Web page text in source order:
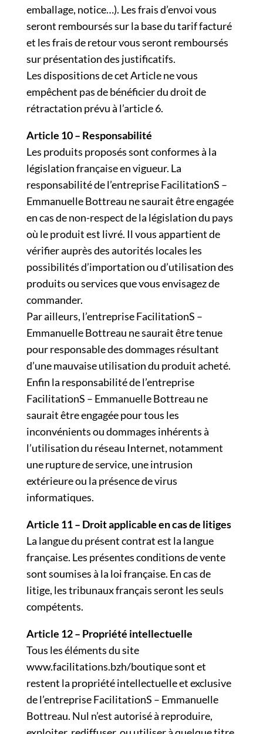
emballage, notice…). Les frais d’envoi vous
seront remboursés sur la base du tarif facturé
et les frais de retour vous seront remboursés
sur présentation des justificatifs.
Les dispositions de cet Article ne vous
empêchent pas de bénéficier du droit de
rétractation prévu à l’article 6.
Article 10 – Responsabilité
Les produits proposés sont conformes à la
législation française en vigueur. La
responsabilité de l’entreprise FacilitationS –
Emmanuelle Bottreau ne saurait être engagée
en cas de non-respect de la législation du pays
où le produit est livré. Il vous appartient de
vérifier auprès des autorités locales les
possibilités d’importation ou d’utilisation des
produits ou services que vous envisagez de
commander.
Par ailleurs, l’entreprise FacilitationS –
Emmanuelle Bottreau ne saurait être tenue
pour responsable des dommages résultant
d’une mauvaise utilisation du produit acheté.
Enfin la responsabilité de l’entreprise
FacilitationS – Emmanuelle Bottreau ne
saurait être engagée pour tous les
inconvénients ou dommages inhérents à
l’utilisation du réseau Internet, notamment
une rupture de service, une intrusion
extérieure ou la présence de virus
informatiques.
Article 11 – Droit applicable en cas de litiges
La langue du présent contrat est la langue
française. Les présentes conditions de vente
sont soumises à la loi française. En cas de
litige, les tribunaux français seront les seuls
compétents.
Article 12 – Propriété intellectuelle
Tous les éléments du site
www.facilitations.bzh/boutique sont et
restent la propriété intellectuelle et exclusive
de l’entreprise FacilitationS – Emmanuelle
Bottreau. Nul n’est autorisé à reproduire,